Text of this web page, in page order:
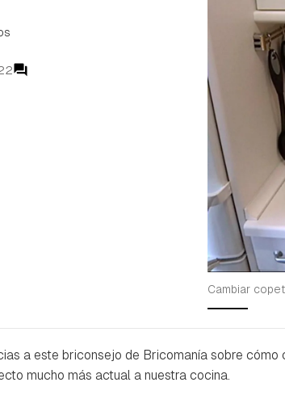
Cambiar
a este briconsejo de Bricomanía sobre
mucho más actual a nuestra cocina.